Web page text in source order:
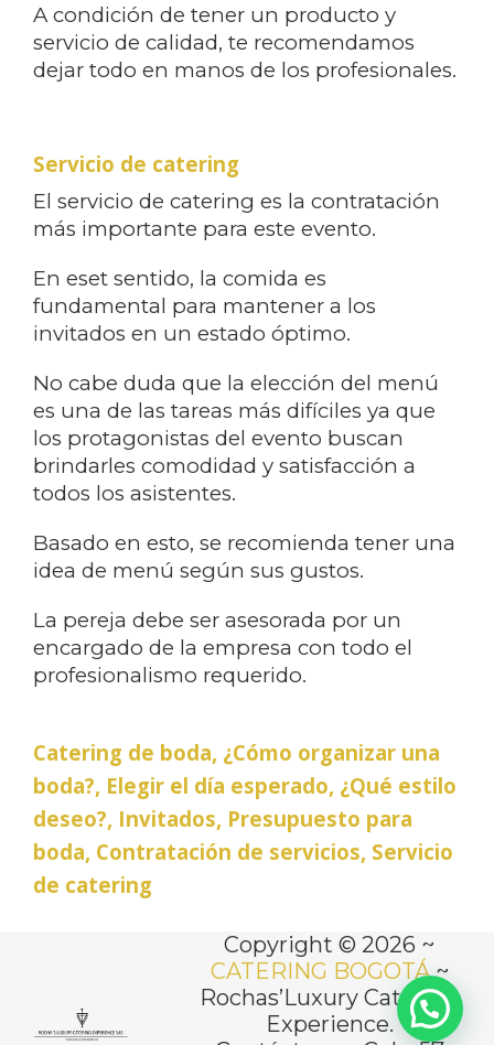
A condición de tener un producto y
servicio de calidad, te recomendamos
dejar todo en manos de los profesionales.
Servicio de catering
El servicio de catering es la contratación
más importante para este evento.
En eset sentido, la comida es
fundamental para mantener a los
invitados en un estado óptimo.
No cabe duda que la elección del menú
es una de las tareas más difíciles ya que
los protagonistas del evento buscan
brindarles comodidad y satisfacción a
todos los asistentes.
Basado en esto, se recomienda tener una
idea de menú según sus gustos.
La pereja debe ser asesorada por un
encargado de la empresa con todo el
profesionalismo requerido.
Catering de boda, ¿Cómo organizar una
boda?, Elegir el día esperado, ¿Qué estilo
deseo?, Invitados, Presupuesto para
boda, Contratación de servicios, Servicio
de catering
Copyright © 2026 ~
CATERING BOGOTÁ~
Rochas’Luxury Catering
Experience.